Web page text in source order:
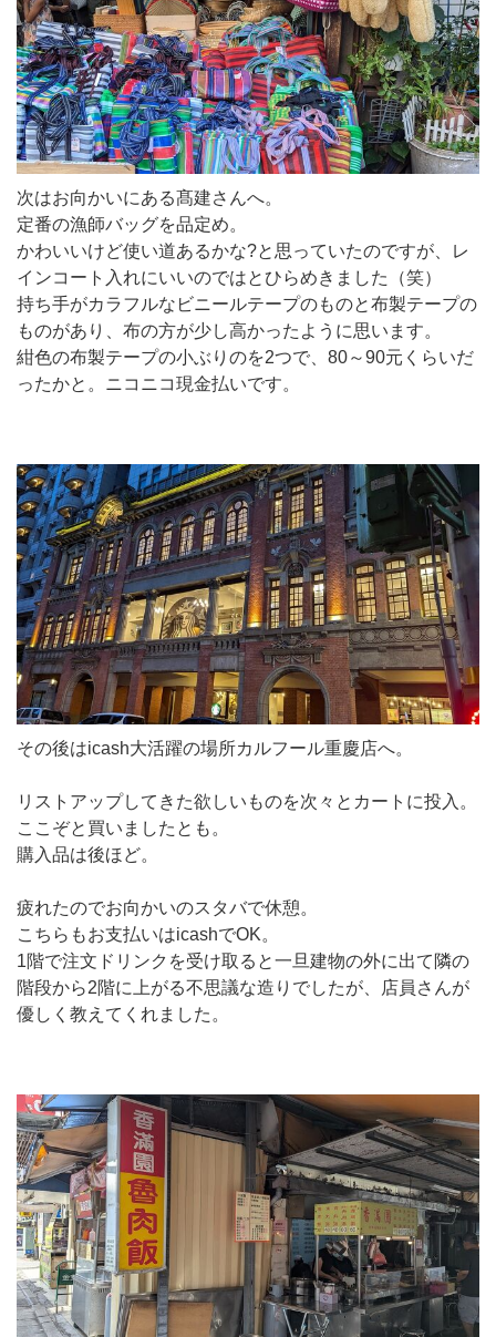
次はお向かいにある髙建さんへ。
定番の漁師バッグを品定め。
かわいいけど使い道あるかな?と思っていたのですが、レ
インコート入れにいいのではとひらめきました（笑）
持ち手がカラフルなビニールテープのものと布製テープの
ものがあり、布の方が少し高かったように思います。
紺色の布製テープの小ぶりのを2つで、80～90元くらいだ
ったかと。ニコニコ現金払いです。
その後はicash大活躍の場所カルフール重慶店へ。
リストアップしてきた欲しいものを次々とカートに投入。
ここぞと買いましたとも。
購入品は後ほど。
疲れたのでお向かいのスタバで休憩。
こちらもお支払いはicashでOK。
1階で注文ドリンクを受け取ると一旦建物の外に出て隣の
階段から2階に上がる不思議な造りでしたが、店員さんが
優しく教えてくれました。